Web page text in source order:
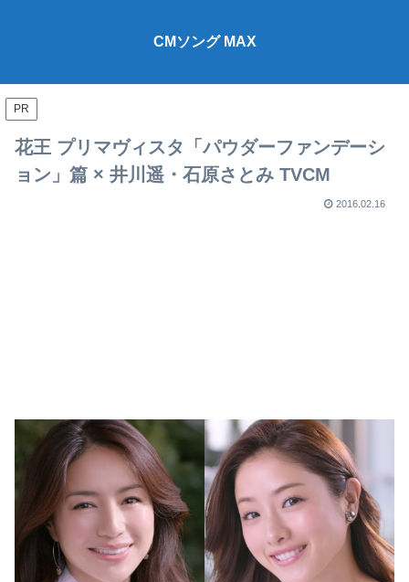
CMソング MAX
PR
花王 プリマヴィスタ「パウダーファンデーシ
ョン」篇 × 井川遥・石原さとみ TVCM
2016.02.16